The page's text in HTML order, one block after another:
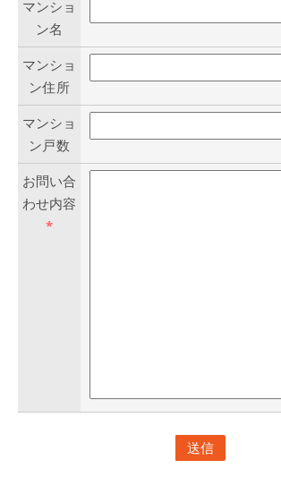
マンショ
ン名
マンショ
ン住所
マンショ
ン戸数
お問い合
わせ内容
*